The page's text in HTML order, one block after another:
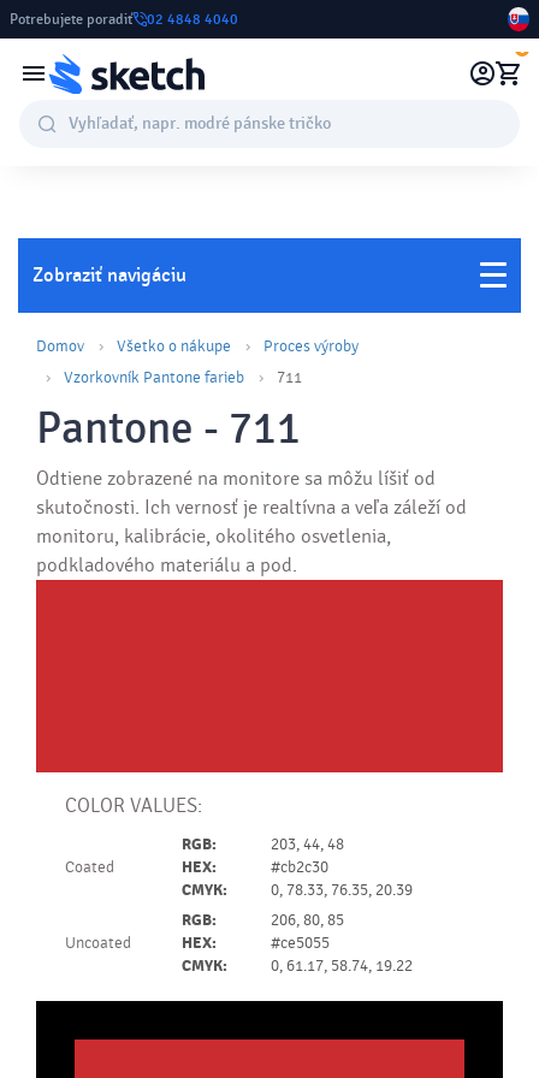
Potrebujete poradiť 02 4848 4040
0
Zobraziť navigáciu
Domov Všetko o nákupe
Proces výroby
Vzorkovník Pantone farieb
711
Pantone - 711
Odtiene zobrazené na monitore sa môžu líšiť od
skutočnosti. Ich vernosť je realtívna a veľa záleží od
monitoru, kalibrácie, okolitého osvetlenia,
podkladového materiálu a pod.
COLOR VALUES:
Coated
RGB:
HEX:
CMYK:
203, 44, 48
#cb2c30
0, 78.33, 76.35, 20.39
Uncoated
RGB:
HEX:
CMYK:
206, 80, 85
#ce5055
0, 61.17, 58.74, 19.22